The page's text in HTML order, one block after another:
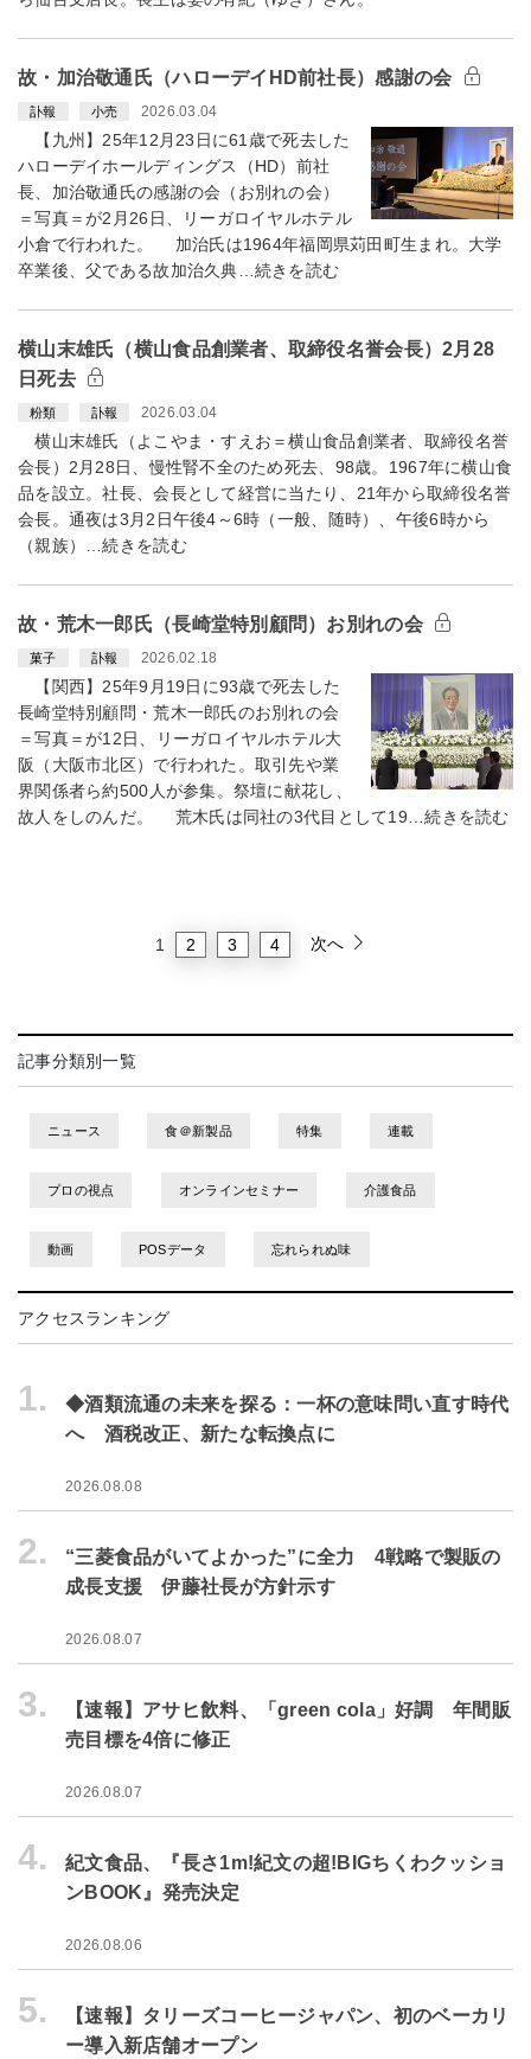
故・加治敬通氏（ハローデイHD前社長）感謝の会
訃報 小売 2026.03.04
【九州】25年12月23日に61歳で死去した
ハローデイホールディングス（HD）前社
長、加治敬通氏の感謝の会（お別れの会）
＝写真＝が2月26日、リーガロイヤルホテル
小倉で行われた。 加治氏は1964年福岡県苅田町生まれ。大学
卒業後、父である故加治久典…続きを読む
横山末雄氏（横山食品創業者、取締役名誉会長）2月28
日死去
粉類 訃報 2026.03.04
横山末雄氏（よこやま・すえお＝横山食品創業者、取締役名誉
会長）2月28日、慢性腎不全のため死去、98歳。1967年に横山食
品を設立。社長、会長として経営に当たり、21年から取締役名誉
会長。通夜は3月2日午後4～6時（一般、随時）、午後6時から
（親族）…続きを読む
故・荒木一郎氏（長崎堂特別顧問）お別れの会
菓子 訃報 2026.02.18
【関西】25年9月19日に93歳で死去した
長崎堂特別顧問・荒木一郎氏のお別れの会
＝写真＝が12日、リーガロイヤルホテル大
阪（大阪市北区）で行われた。取引先や業
界関係者ら約500人が参集。祭壇に献花し、
故人をしのんだ。 荒木氏は同社の3代目として19…続きを読む
1 2 3 4 次へ
記事分類別一覧
ニュース 食＠新製品 特集 連載
プロの視点 オンラインセミナー 介護食品
動画 POSデータ 忘れられぬ味
アクセスランキング
1.
◆酒類流通の未来を探る：一杯の意味問い直す時代
へ 酒税改正、新たな転換点に
2026.08.08
2.
“三菱食品がいてよかった”に全力 4戦略で製販の
成長支援 伊藤社長が方針示す
2026.08.07
3.
【速報】アサヒ飲料、「green cola」好調 年間販
売目標を4倍に修正
2026.08.07
4.
紀文食品、『長さ1m!紀文の超!BIGちくわクッショ
ンBOOK』発売決定
2026.08.06
5.
【速報】タリーズコーヒージャパン、初のベーカリ
ー導入新店舗オープン